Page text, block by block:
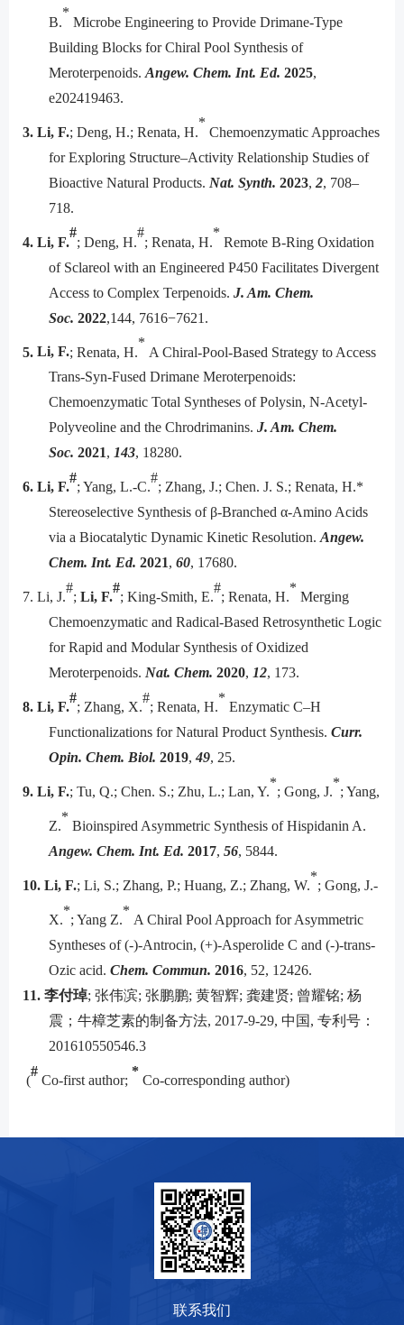
B.
*
Microbe Engineering to Provide Drimane-Type
Building Blocks for Chiral Pool Synthesis of
Meroterpenoids. Angew. Chem. Int. Ed. 2025,
e202419463.
3. Li, F.; Deng, H.; Renata, H.
*
Chemoenzymatic Approaches
for Exploring Structure–Activity Relationship Studies of
Bioactive Natural Products. Nat. Synth. 2023, 2, 708–
718.
4. Li, F.
#
; Deng, H.
#
; Renata, H.
*
Remote B-Ring Oxidation
of Sclareol with an Engineered P450 Facilitates Divergent
Access to Complex Terpenoids. J. Am. Chem.
Soc. 2022,144, 7616−7621.
5. Li, F.; Renata, H.
*
A Chiral-Pool-Based Strategy to Access
Trans-Syn-Fused Drimane Meroterpenoids:
Chemoenzymatic Total Syntheses of Polysin, N-Acetyl-
Polyveoline and the Chrodrimanins. J. Am. Chem.
Soc. 2021, 143, 18280.
6. Li, F.
#
; Yang, L.-C.
#
; Zhang, J.; Chen. J. S.; Renata, H.*
Stereoselective Synthesis of β-Branched α-Amino Acids
via a Biocatalytic Dynamic Kinetic Resolution. Angew.
Chem. Int. Ed. 2021, 60, 17680.
7. Li, J.
#
; Li, F.
#
; King-Smith, E.
#
; Renata, H.
*
Merging
Chemoenzymatic and Radical-Based Retrosynthetic Logic
for Rapid and Modular Synthesis of Oxidized
Meroterpenoids. Nat. Chem. 2020, 12, 173.
8. Li, F.
#
; Zhang, X.
#
; Renata, H.
*
Enzymatic C–H
Functionalizations for Natural Product Synthesis. Curr.
Opin. Chem. Biol. 2019, 49, 25.
9. Li, F.; Tu, Q.; Chen. S.; Zhu, L.; Lan, Y.
*
; Gong, J.
*
; Yang,
Z.
*
Bioinspired Asymmetric Synthesis of Hispidanin A.
Angew. Chem. Int. Ed. 2017, 56, 5844.
10. Li, F.; Li, S.; Zhang, P.; Huang, Z.; Zhang, W.
*
; Gong, J.-
X.
*
; Yang Z.
*
A Chiral Pool Approach for Asymmetric
Syntheses of (-)-Antrocin, (+)-Asperolide C and (-)-trans-
Ozic acid. Chem. Commun. 2016, 52, 12426.
11. 李付琸; 张伟滨; 张鹏鹏; 黄智辉; 龚建贤; 曾耀铭; 杨
震；牛樟芝素的制备方法, 2017-9-29, 中国, 专利号：
201610550546.3
(
#
Co-first author;
*
Co-corresponding author)
联系我们